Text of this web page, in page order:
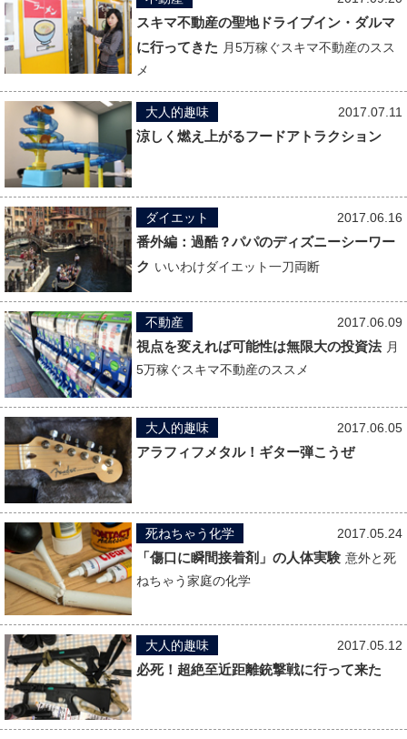
スキマ不動産の聖地ドライブイン・ダルマ
に行ってきた 月5万稼ぐスキマ不動産のスス
メ
2017.07.11
大人的趣味
涼しく燃え上がるフードアトラクション
2017.06.16
ダイエット
番外編：過酷？パパのディズニーシーワー
ク いいわけダイエット一刀両断
2017.06.09
不動産
視点を変えれば可能性は無限大の投資法 月
5万稼ぐスキマ不動産のススメ
2017.06.05
大人的趣味
アラフィフメタル！ギター弾こうぜ
2017.05.24
死ねちゃう化学
「傷口に瞬間接着剤」の人体実験 意外と死
ねちゃう家庭の化学
2017.05.12
大人的趣味
必死！超絶至近距離銃撃戦に行って来た